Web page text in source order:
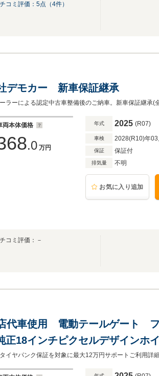
コミ評価： 5点（4件）
デモカー 新車保証継承
両本体価格
.0 万円
年式 2025 (R07)
車検 2028(R10)年03
保証 保証付
排気量 不明
お気に入り追加
コミ評価：－
代車使用 電動テールゲート
18インチピクセルデザインホ
ティブクルーズコントロール